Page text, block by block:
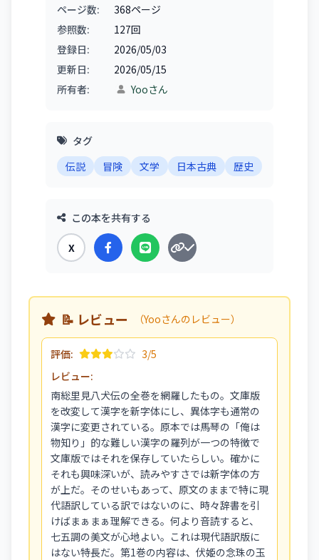
ページ数:
368ページ
参照数:
127回
登録日:
2026/05/03
更新日:
2026/05/15
所有者:
Yooさん
タグ
伝説
冒険 文学 日本古典 歴史
この本を共有する
X
📝 レビュー （Yooさんのレビュー）
評価:
3/5
レビュー:
南総里見八犬伝の全巻を網羅したもの。文庫版
を改変して漢字を新字体にし、異体字も通常の
漢字に変更されている。原本では馬琴の「俺は
物知り」的な難しい漢字の羅列が一つの特徴で
文庫版ではそれを保存していたらしい。確かに
それも興味深いが、読みやすさでは新字体の方
が上だ。そのせいもあって、原文のままで特に現
代語訳している訳ではないのに、時々辞書を引
けばまぁまぁ理解できる。何より音読すると、
七五調の美文が心地よい。これは現代語訳版に
はない特長だ。第1巻の内容は、伏姫の念珠の玉